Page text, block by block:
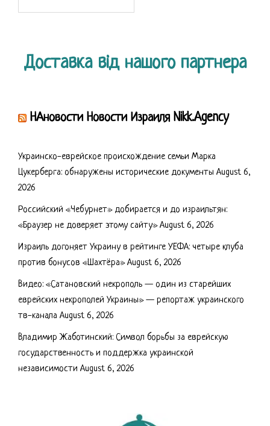
Доставка від нашого партнера
НАновости Новости Израиля Nikk.Agency
Украинско-еврейское происхождение семьи Марка
Цукерберга: обнаружены исторические документы August 6,
2026
Российский «Чебурнет» добирается и до израильтян:
«Браузер не доверяет этому сайту» August 6, 2026
Израиль догоняет Украину в рейтинге УЕФА: четыре клуба
против бонусов «Шахтёра» August 6, 2026
Видео: «Сатановский некрополь — один из старейших
еврейских некрополей Украины» — репортаж украинского
тв-канала August 6, 2026
Владимир Жаботинский: Символ борьбы за еврейскую
государственность и поддержка украинской
независимости August 6, 2026